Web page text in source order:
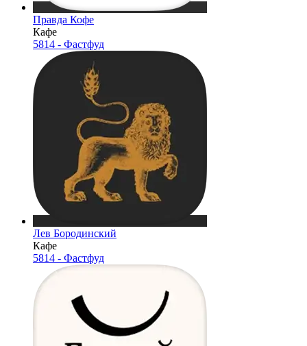
Правда Кофе
Кафе
5814 - Фастфуд
Лев Бородинский
Кафе
5814 - Фастфуд